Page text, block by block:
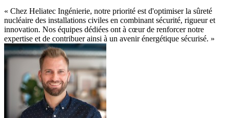
« Chez Heliatec Ingénierie, notre priorité est d'optimiser la sûreté
nucléaire des installations civiles en combinant sécurité, rigueur et
innovation. Nos équipes dédiées ont à cœur de renforcer notre
expertise et de contribuer ainsi à un avenir énergétique sécurisé. »